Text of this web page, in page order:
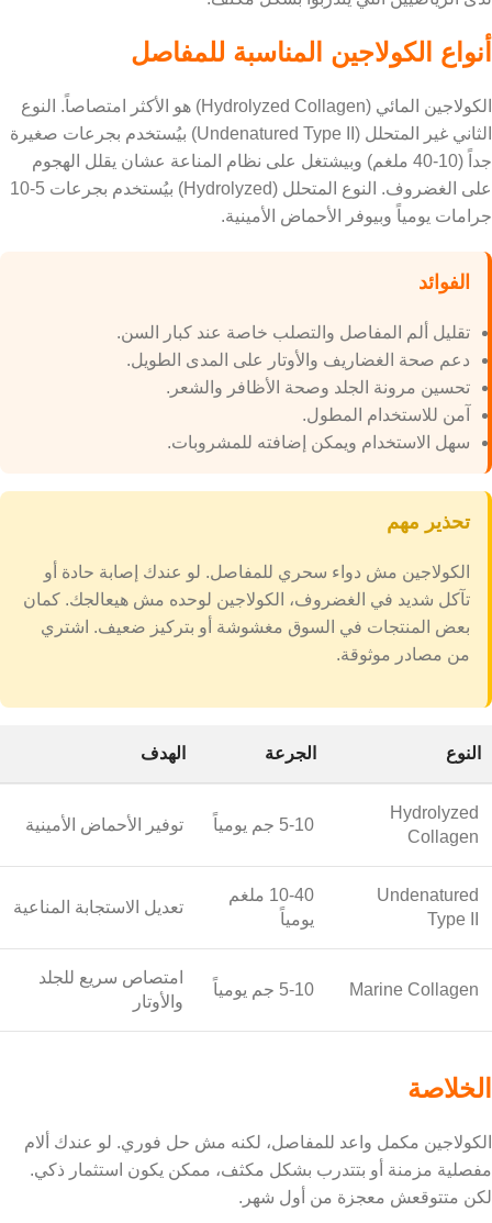
أنواع الكولاجين المناسبة للمفاصل
الكولاجين المائي (Hydrolyzed Collagen) هو الأكثر امتصاصاً. النوع
الثاني غير المتحلل (Undenatured Type II) بيُستخدم بجرعات صغيرة
جداً (10-40 ملغم) وبيشتغل على نظام المناعة عشان يقلل الهجوم
على الغضروف. النوع المتحلل (Hydrolyzed) بيُستخدم بجرعات 5-10
جرامات يومياً وبيوفر الأحماض الأمينية.
الفوائد
تقليل ألم المفاصل والتصلب خاصة عند كبار السن.
دعم صحة الغضاريف والأوتار على المدى الطويل.
تحسين مرونة الجلد وصحة الأظافر والشعر.
آمن للاستخدام المطول.
سهل الاستخدام ويمكن إضافته للمشروبات.
تحذير مهم
الكولاجين مش دواء سحري للمفاصل. لو عندك إصابة حادة أو
تآكل شديد في الغضروف، الكولاجين لوحده مش هيعالجك. كمان
بعض المنتجات في السوق مغشوشة أو بتركيز ضعيف. اشتري
من مصادر موثوقة.
النوع الجرعة الهدف
Hydrolyzed
Collagen
5-10 جم يومياً توفير الأحماض الأمينية
Undenatured
Type II
10-40 ملغم
يومياً
تعديل الاستجابة المناعية
Marine Collagen 5-10 جم يومياً
امتصاص سريع للجلد
والأوتار
الخلاصة
الكولاجين مكمل واعد للمفاصل، لكنه مش حل فوري. لو عندك ألام
مفصلية مزمنة أو بتتدرب بشكل مكثف، ممكن يكون استثمار ذكي.
لكن متتوقعش معجزة من أول شهر.